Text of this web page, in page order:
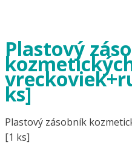
Plastový
ks]
Plastový zásobník
[1 ks]